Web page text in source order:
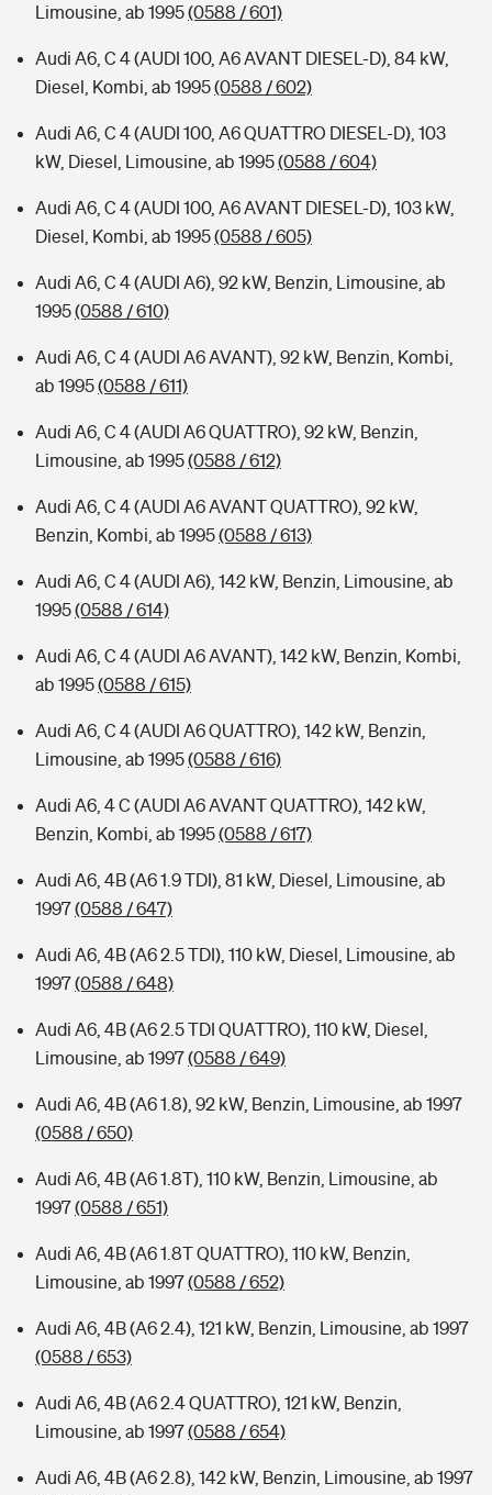
Limousine, ab 1995(0588 / 601)
Audi A6, C 4 (AUDI 100, A6 AVANT DIESEL-D), 84 kW,
Diesel, Kombi, ab 1995(0588 / 602)
Audi A6, C 4 (AUDI 100, A6 QUATTRO DIESEL-D), 103
kW, Diesel, Limousine, ab 1995(0588 / 604)
Audi A6, C 4 (AUDI 100, A6 AVANT DIESEL-D), 103 kW,
Diesel, Kombi, ab 1995(0588 / 605)
Audi A6, C 4 (AUDI A6), 92 kW, Benzin, Limousine, ab
1995(0588 / 610)
Audi A6, C 4 (AUDI A6 AVANT), 92 kW, Benzin, Kombi,
ab 1995(0588 / 611)
Audi A6, C 4 (AUDI A6 QUATTRO), 92 kW, Benzin,
Limousine, ab 1995(0588 / 612)
Audi A6, C 4 (AUDI A6 AVANT QUATTRO), 92 kW,
Benzin, Kombi, ab 1995(0588 / 613)
Audi A6, C 4 (AUDI A6), 142 kW, Benzin, Limousine, ab
1995(0588 / 614)
Audi A6, C 4 (AUDI A6 AVANT), 142 kW, Benzin, Kombi,
ab 1995(0588 / 615)
Audi A6, C 4 (AUDI A6 QUATTRO), 142 kW, Benzin,
Limousine, ab 1995(0588 / 616)
Audi A6, 4 C (AUDI A6 AVANT QUATTRO), 142 kW,
Benzin, Kombi, ab 1995(0588 / 617)
Audi A6, 4B (A6 1.9 TDI), 81 kW, Diesel, Limousine, ab
1997(0588 / 647)
Audi A6, 4B (A6 2.5 TDI), 110 kW, Diesel, Limousine, ab
1997(0588 / 648)
Audi A6, 4B (A6 2.5 TDI QUATTRO), 110 kW, Diesel,
Limousine, ab 1997(0588 / 649)
Audi A6, 4B (A6 1.8), 92 kW, Benzin, Limousine, ab 1997
(0588 / 650)
Audi A6, 4B (A6 1.8T), 110 kW, Benzin, Limousine, ab
1997(0588 / 651)
Audi A6, 4B (A6 1.8T QUATTRO), 110 kW, Benzin,
Limousine, ab 1997(0588 / 652)
Audi A6, 4B (A6 2.4), 121 kW, Benzin, Limousine, ab 1997
(0588 / 653)
Audi A6, 4B (A6 2.4 QUATTRO), 121 kW, Benzin,
Limousine, ab 1997(0588 / 654)
Audi A6, 4B (A6 2.8), 142 kW, Benzin, Limousine, ab 1997